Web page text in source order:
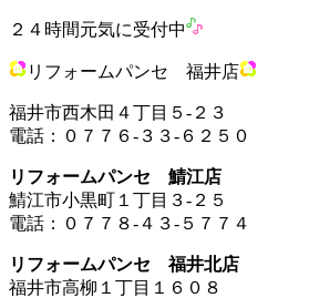
２４時間元気に受付中
リフォームパンセ 福井店
福井市西木田４丁目５-２３
電話：０７７６-３３-６２５０
リフォームパンセ 鯖江店
鯖江市小黒町１丁目３-２５
電話：０７７８-４３-５７７４
リフォームパンセ 福井北店
福井市高柳１丁目１６０８